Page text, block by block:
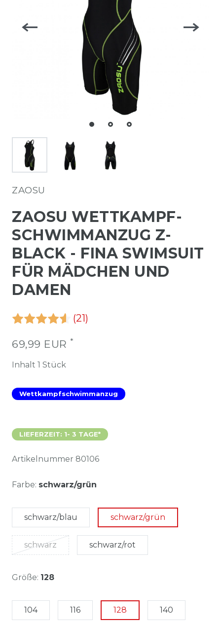
ZAOSU
ZAOSU WETTKAMPF-
SCHWIMMANZUG Z-
BLACK - FINA SWIMSUIT
FÜR MÄDCHEN UND
DAMEN
(21)
69,99 EUR *
Inhalt 1 Stück
Wettkampfschwimmanzug
LIEFERZEIT: 1- 3 TAGE*
Artikelnummer 80106
Farbe: schwarz/grün
schwarz/blau schwarz/grün
schwarz schwarz/rot
Größe: 128
104 116 128 140